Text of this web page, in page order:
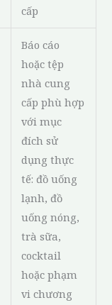
cấp
Báo cáo
hoặc tệp
nhà cung
cấp phù hợp
với mục
đích sử
dụng thực
tế: đồ uống
lạnh, đồ
uống nóng,
trà sữa,
cocktail
hoặc phạm
vi chương